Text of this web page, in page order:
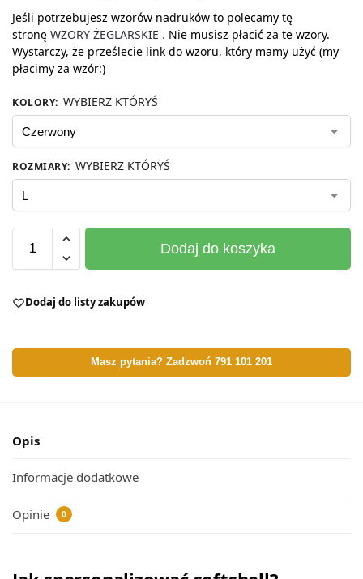
Jeśli potrzebujesz wzorów nadruków to polecamy tę
stronę WZORY ŻEGLARSKIE . Nie musisz płacić za te wzory.
Wystarczy, że prześlecie link do wzoru, który mamy użyć (my
płacimy za wzór:)
KOLORY: WYBIERZ KTÓRYŚ
ROZMIARY: WYBIERZ KTÓRYŚ
Dodaj do koszyka
Dodaj do listy zakupów
Masz pytania? Zadzwoń 791 101 201
Opis
Informacje dodatkowe
Opinie 0